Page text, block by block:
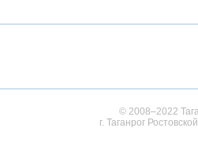
© 2008–2022
г. Таганрог